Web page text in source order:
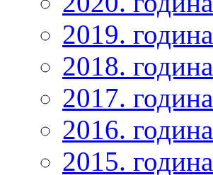
2019. година
2018. година
2017. година
2016. година
2015. година